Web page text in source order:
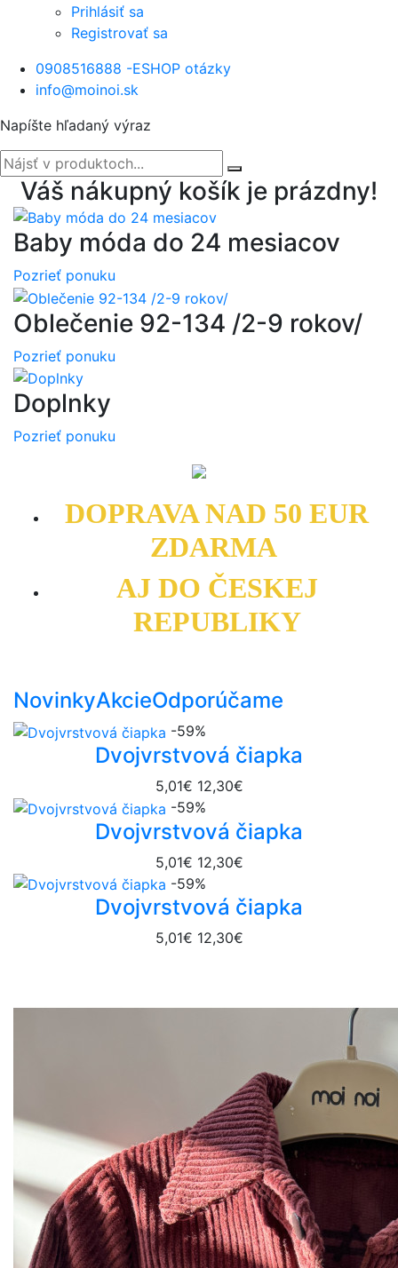
Prihlásiť sa
Registrovať sa
0908516888 -ESHOP otázky
info@moinoi.sk
Napíšte hľadaný výraz
Váš nákupný košík je prázdny!
Baby móda do 24 mesiacov
Pozrieť ponuku
Oblečenie 92-134 /2-9 rokov/
Pozrieť ponuku
Doplnky
Pozrieť ponuku
DOPRAVA NAD 50 EUR
ZDARMA
AJ DO ČESKEJ
REPUBLIKY
NovinkyAkcieOdporúčame
-59%
Dvojvrstvová čiapka
5,01€ 12,30€
-59%
Dvojvrstvová čiapka
5,01€ 12,30€
-59%
Dvojvrstvová čiapka
5,01€ 12,30€